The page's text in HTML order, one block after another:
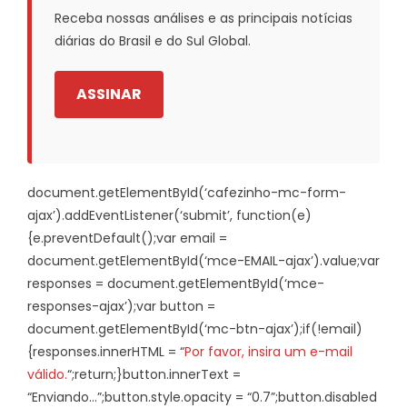
Receba nossas análises e as principais notícias
diárias do Brasil e do Sul Global.
ASSINAR
document.getElementById(‘cafezinho-mc-form-
ajax’).addEventListener(‘submit’, function(e)
{e.preventDefault();var email =
document.getElementById(‘mce-EMAIL-ajax’).value;var
responses = document.getElementById(‘mce-
responses-ajax’);var button =
document.getElementById(‘mc-btn-ajax’);if(!email)
{responses.innerHTML = “Por favor, insira um e-mail
válido.“;return;}button.innerText =
“Enviando…”;button.style.opacity = “0.7”;button.disabled